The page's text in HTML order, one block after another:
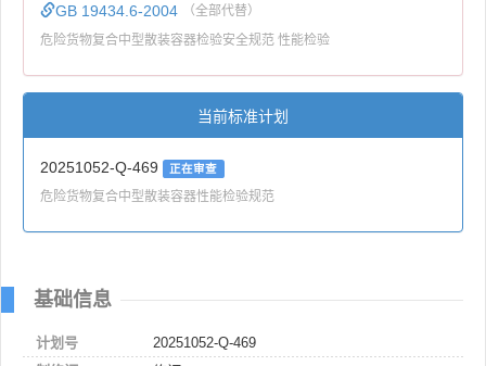
GB 19434.6-2004 （全部代替）
危险货物复合中型散装容器检验安全规范 性能检验
当前标准计划
20251052-Q-469 正在审查
危险货物复合中型散装容器性能检验规范
基础信息
计划号
20251052-Q-469